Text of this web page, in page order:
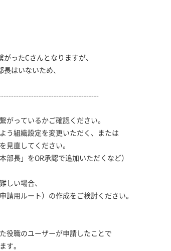
たCさんとなりますが、
はいないため、
っているかご確認ください。
組織設定を変更いただく、または
直してください。
長」をOR承認で追加いただくなど）
い場合、
用ルート）の作成をご検討ください。
役職のユーザーが申請したことで
。